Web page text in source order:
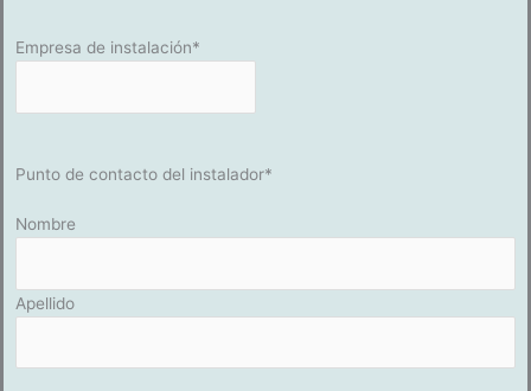
Empresa de instalación*
Punto de contacto del instalador*
Nombre
Apellido